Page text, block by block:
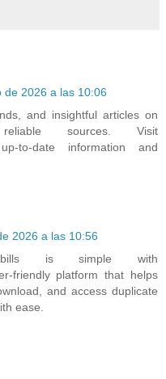
de 2026 a las 10:06
and insightful articles on
sources. Visit
to-date information and
2026 a las 10:56
bills is simple with
friendly platform that helps
and access duplicate
ease.